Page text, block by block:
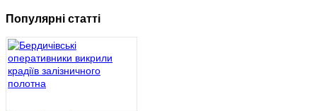
Популярні статті